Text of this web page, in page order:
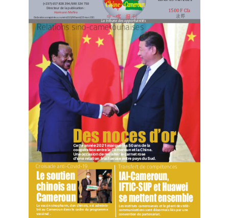
Limited National Call for Tenders for the execution of
periodic maintenance Works on regional Roads,
Boumnyebel-Eseka-Lolodorf.
(Source : ministère des Travaux publics du Cameroun)